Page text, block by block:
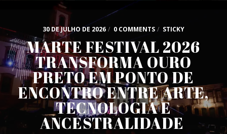
30 DE JULHO DE 2026 / 0 COMMENTS / STICKY
MARTE FESTIVAL 2026
TRANSFORMA OURO
PRETO EM PONTO DE
ENCONTRO ENTRE ARTE,
TECNOLOGIA E
ANCESTRALIDADE